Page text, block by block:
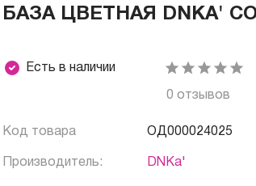
БАЗА ЦВЕТНАЯ DNKA'
Есть в наличии
0 отзывов
Код товара ОД000024025
Производитель: DNKa'